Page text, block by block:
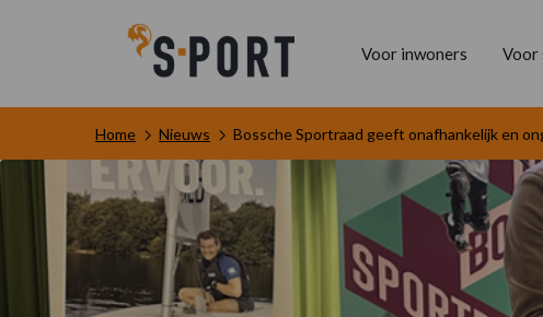
Voor inwoners Voor
Home Nieuws Bossche Sportraad geeft onafhankelijk en